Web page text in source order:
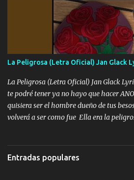
fajado y mi R terciado me van a ver allá
mando un abrazo andamos al cien
Ando en la colonia bien acelerado traigo
fallado para mi compadre mandó un
Especial sabe que lo apreciamos En los
tomando con mujeres hermosas y
bien cuidado bien atrabancado y a los
lo que hablo Entre lob...
La Peligrosa (Letra Oficial) Jan Glack
La Peligrosa (Letra Oficial) Jan Glack
te podré tener ya no hayo que hacer
quisiera ser el hombre dueño de tus
volverá a ser como fue Ella era la
años solo pienso en ti mami no me crees
Música Amar me duele estoy rodeado
Entradas populares